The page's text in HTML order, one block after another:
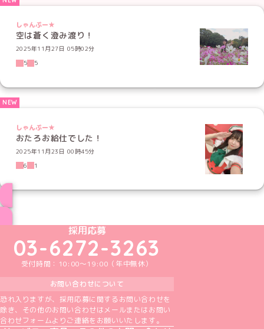
しゃんぷー★
空は蒼く澄み渡り！
2025年11月27日 05時02分
5
5
しゃんぷー★
おたろお給仕でした！
2025年11月23日 00時45分
6
1
めいどりーみんTikTok公式アカウント
めいどりーみんX公式アカウント
採用応募
03-6272-3263
受付時間：10:00～19:00（年中無休）
お問い合わせについて
恐れ入りますが、採用応募に関するお問い合わせを
除き、その他のお問い合わせはメールまたはお問い
合わせフォームよりご連絡をお願いいたします。